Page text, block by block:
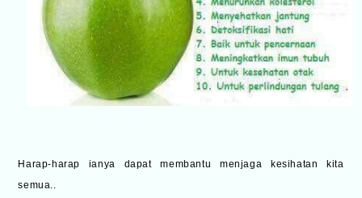
Harap-harap ianya dapat membantu menjaga kesihatan kita
semua..